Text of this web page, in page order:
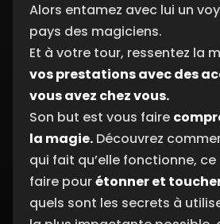
Chapitre #3
Misdirection
Techniques
Alors entamez avec lui un
pays des magiciens.
Et à votre tour, ressentez la
vos prestations avec des
vous avez chez vous.
Son but est vous faire
la magie. Découvrez
qui fait qu’elle fonctionne,
faire pourétonner et
quels sont les secrets à